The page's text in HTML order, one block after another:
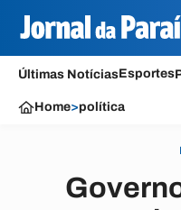
Últimas NotíciasEsportes
Home>política